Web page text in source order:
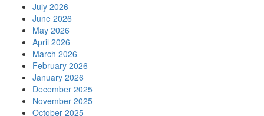
July 2026
June 2026
May 2026
April 2026
March 2026
February 2026
January 2026
December 2025
November 2025
October 2025